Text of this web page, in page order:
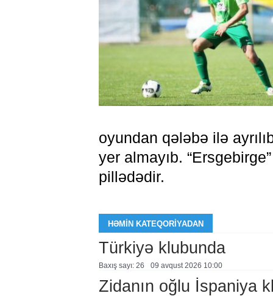
oyundan qələbə ilə
yer almayıb.
pillədədir.
HƏMIN KATEQORIYADAN
Türkiyə klubunda
Baxış sayı: 26 09 avqust 2026 10:00
Zidanın oğlu İspaniya